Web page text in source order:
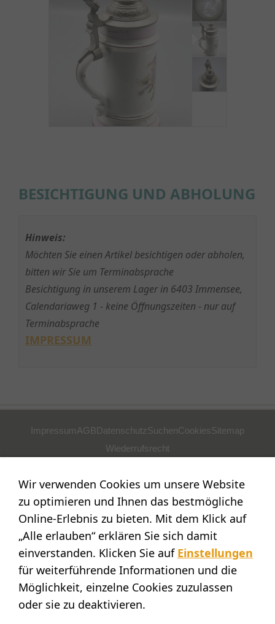
BESICHTIGUNG UND ABHOLUNG
Hinweis:
Möchten Sie einen Artikel besichtigen oder abholen,
bitten wir Sie um Terminabsprache
Besichtigung in unserem Lager in 6403 Immensee,
Calendariaweg 1 - keine Öffnungszeiten - nur auf
Terminabsprache
IMPRESSUM
ImpressumAGBDatenschutzSuchenCookiesSitemap
Wiederrufsrecht
Nostalgie- & Geschenk Shop
Maja Schmid
Luzernerstr. 14
CH-6353 Weggis
SHOWROOM
STANDORT:
Calendariaweg 1
Wir verwenden Cookies um unsere Website
zu optimieren und Ihnen das bestmögliche
Online-Erlebnis zu bieten. Mit dem Klick auf
„Alle erlauben“ erklären Sie sich damit
einverstanden. Klicken Sie auf Einstellungen
für weiterführende Informationen und die
Möglichkeit, einzelne Cookies zuzulassen
oder sie zu deaktivieren.